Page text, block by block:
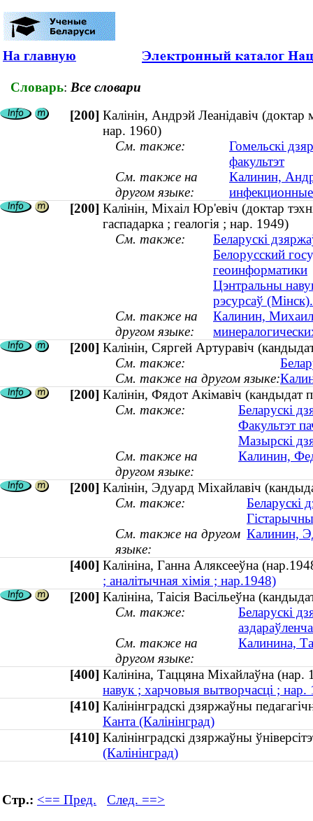
На главную
Словарь: Все словари
[200] Калінін, Андрэй Леанідавіч
нар. 1960)
См. также:
Гомельскі
факультэт
См. также на
другом языке:
Калинин,
[200] Калінін, Міхаіл Юр'евіч (доктар
гаспадарка ; геалогія ; нар. 1949)
См. также:
Беларускі
Белорусский
геоинформатики
Цэнтральны
рэсурсаў
См. также на
другом языке:
Калинин, Михаил
[200] Калінін, Сяргей Артуравіч
См. также:
См. также на другом языке:
[200] Калінін, Фядот Акімавіч (кандыдат
См. также:
Беларускі
Факультэт
Мазырскі
См. также на
другом языке:
Калинин,
[200] Калінін, Эдуард Міхайлавіч
См. также:
Беларускі
См. также на другом
языке:
Калинин,
[400] Калініна, Ганна Аляксееўна
; аналітычная хімія ; нар.1948)
[200] Калініна, Таісія Васільеўна
См. также:
Беларускі
См. также на
другом языке:
Калинина,
[400] Калініна, Таццяна Міхайлаўна
навук ; харчовыя вытворчасці ; нар.
[410] Калінінградскі дзяржаўны
Канта (Калінінград)
[410] Калінінградскі дзяржаўны
(Калінінград)
Стр.: <== Пред. След. ==>